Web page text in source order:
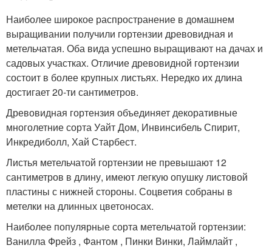
Наиболее широкое распространение в домашнем
выращивании получили гортензии древовидная и
метельчатая. Оба вида успешно выращивают на дачах и
садовых участках. Отличие древовидной гортензии
состоит в более крупных листьях. Нередко их длина
достигает 20-ти сантиметров.
Древовидная гортензия объединяет декоративные
многолетние сорта Уайт Дом, Инвинсибель Спирит,
Инкредиболл, Хай Старбест.
Листья метельчатой гортензии не превышают 12
сантиметров в длину, имеют легкую опушку листовой
пластины с нижней стороны. Соцветия собраны в
метелки на длинных цветоносах.
Наиболее популярные сорта метельчатой гортензии:
Ванилла Фрейз , Фантом , Пинки Винки, Лаймлайт ,